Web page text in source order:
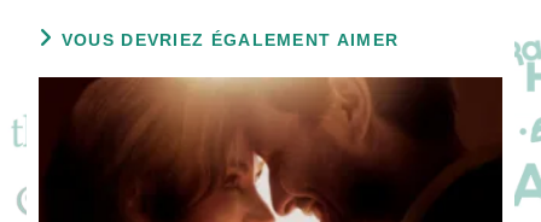
VOUS DEVRIEZ ÉGALEMENT AIMER